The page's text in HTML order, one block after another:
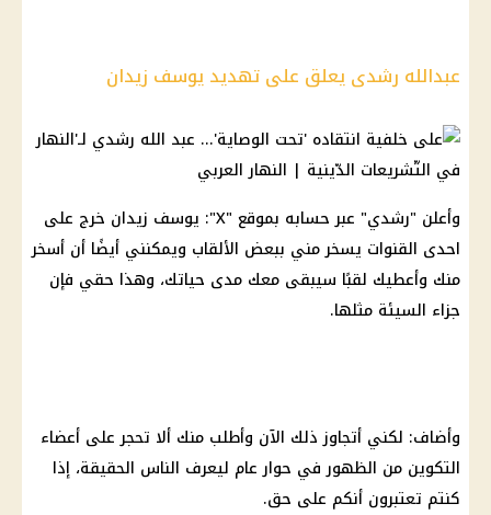
عبدالله رشدى يعلق على تهديد يوسف زيدان
وأعلن "رشدي" عبر حسابه بموقع "X": يوسف زيدان خرج على
احدى القنوات يسخر مني ببعض الألقاب ويمكنني أيضًا أن أسخر
منك وأعطيك لقبًا سيبقى معك مدى حياتك، وهذا حقي فإن
جزاء السيئة مثلها.
وأضاف: لكني أتجاوز ذلك الآن وأطلب منك ألا تحجر على أعضاء
التكوين من الظهور في حوار عام ليعرف الناس الحقيقة، إذا
كنتم تعتبرون أنكم على حق.